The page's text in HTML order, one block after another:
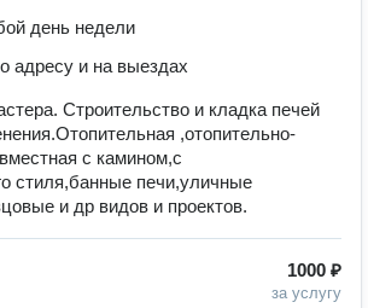
день недели
адресу и на выездах
Строительство и кладка печей
,отопительно-
с камином,с
стиля,банные печи,уличные
и др видов и проектов.
1000 ₽
за услугу